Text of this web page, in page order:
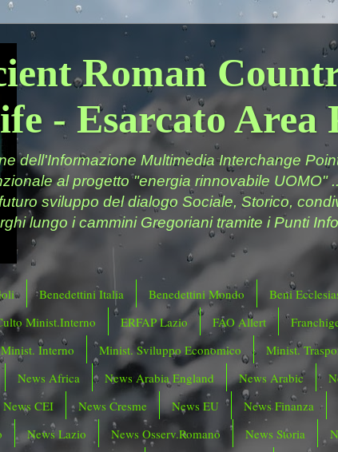
Roman
- Esarcato Area
dell'Informazione Multimedia Interchange
al progetto "energia rinnovabile UOMO"
sviluppo del dialogo Sociale, Storico,
lungo i cammini Gregoriani tramite i Punti
Benedettini Italia Benedettini Mondo
Beni
Minist.Interno ERFAP Lazio FAO Allert
Minist. Interno Minist. Sviluppo Economico
Minist.
News Africa News Arabia England News Arabic
News CEI News Cresme News EU
News Finanza
News Lazio News Osserv.Romano News Storia